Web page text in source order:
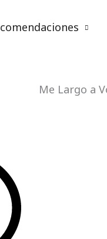
Me Largo a